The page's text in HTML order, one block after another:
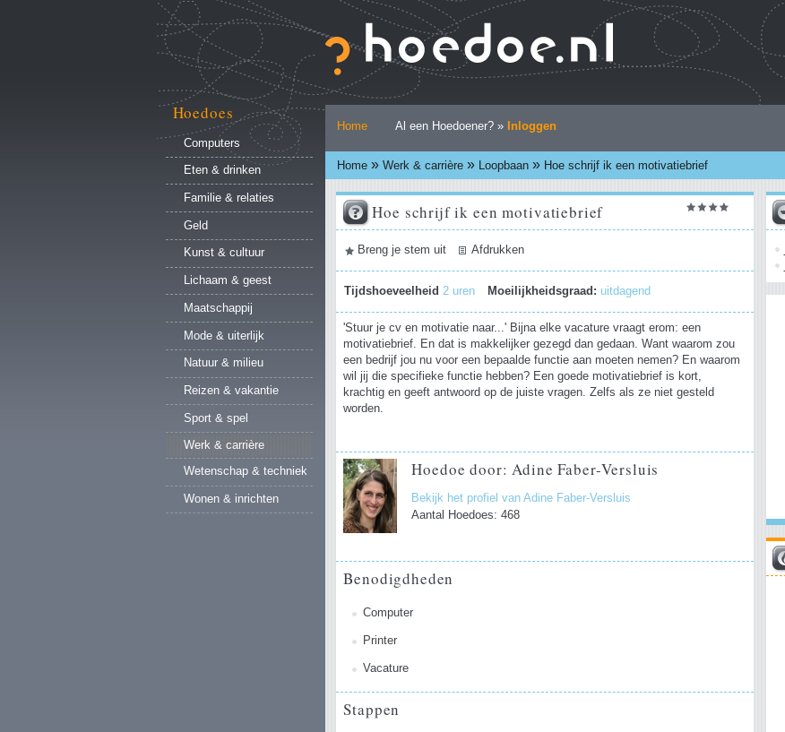
naar
inhoud.
Ga
naar
navigatie
Persoonlijke
hulpmiddelen
Home Al een Hoedoener? » Inloggen
Home » Werk & carrière » Loopbaan » Hoe schrijf ik een motivatiebrief
Hoedoes
Computers
Eten & drinken
Familie & relaties
Geld
Kunst & cultuur
Lichaam & geest
Maatschappij
Mode & uiterlijk
Natuur & milieu
Reizen & vakantie
Sport & spel
Werk & carrière
Wetenschap & techniek
Wonen & inrichten
Hoe schrijf ik een motivatiebrief
Document
Breng je stem uit Afdrukken
Tijdshoeveelheid 2 uren Moeilijkheidsgraad: uitdagend
'Stuur je cv en motivatie naar...' Bijna elke vacature vraagt erom: een
motivatiebrief. En dat is makkelijker gezegd dan gedaan. Want waarom zou
een bedrijf jou nu voor een bepaalde functie aan moeten nemen? En waarom
wil jij die specifieke functie hebben? Een goede motivatiebrief is kort,
krachtig en geeft antwoord op de juiste vragen. Zelfs als ze niet gesteld
worden.
Hoedoe door: Adine Faber-Versluis
Bekijk het profiel van Adine Faber-Versluis
Aantal Hoedoes: 468
Benodigdheden
Computer
Printer
Vacature
Stappen